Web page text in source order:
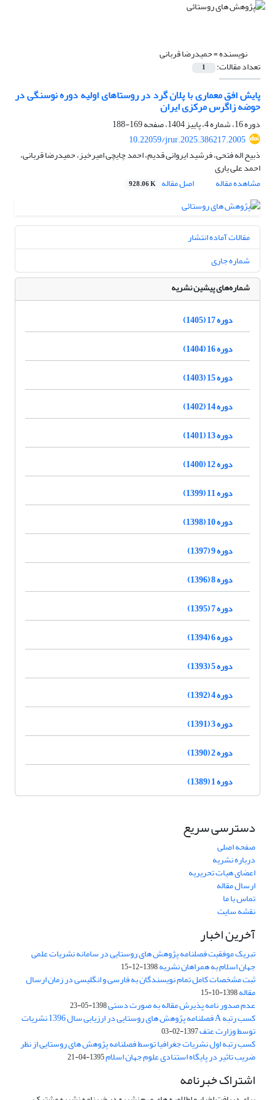
نویسنده =حمیدرضا قربانی
تعداد مقالات: 1
پایش افق معماری با پلان گرد در روستاهای اولیه دوره‌ نوسنگی در
حوضه زاگرس مرکزی ایران
دوره 16، شماره 4، پاییز 1404، صفحه
169-188
10.22059/jrur.2025.386217.2005
ذبیح اله فتحی، فرشید ایروانی قدیم، احمد چایچی امیرخیز، حمیدرضا قربانی،
احمد علی یاری
مشاهده مقاله
اصل مقاله 928.06 K
مقالات آماده انتشار
شماره جاری
شماره‌های پیشین نشریه
دوره 17 (1405)
دوره 16 (1404)
دوره 15 (1403)
دوره 14 (1402)
دوره 13 (1401)
دوره 12 (1400)
دوره 11 (1399)
دوره 10 (1398)
دوره 9 (1397)
دوره 8 (1396)
دوره 7 (1395)
دوره 6 (1394)
دوره 5 (1393)
دوره 4 (1392)
دوره 3 (1391)
دوره 2 (1390)
دوره 1 (1389)
دسترسی سریع
صفحه اصلی
درباره نشریه
اعضای هیات تحریریه
ارسال مقاله
تماس با ما
نقشه سایت
آخرین اخبار
تبریک موفقیت فصلنامه پژوهش های روستایی در سامانه نشریات علمی
جهان اسلام به همراهان نشریه1398-12-15
ثبت مشخصات کامل تمام نویسندگان به فارسی و انگلیسی در زمان ارسال
مقاله1398-10-15
عدم صدور نامه پذیرش مقاله به صورت دستی1398-05-23
کسب رتبه A فصلنامه پژوهش های روستایی در ارزیابی سال 1396 نشریات
توسط وزارت عتف1397-02-03
کسب رتبه اول نشریات جغرافیا توسط فصلنامه پژوهش های روستایی از نظر
ضریب تاثیر در پایگاه استنادی علوم جهان اسلام1395-04-21
اشتراک خبرنامه